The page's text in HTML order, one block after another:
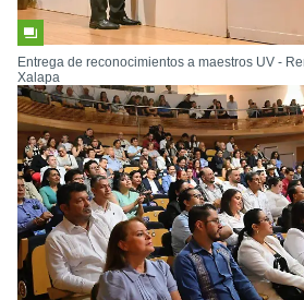
Entrega de reconocimientos a maestros UV -
Xalapa